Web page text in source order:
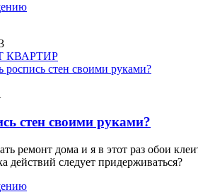
КВАРТИР
роспись стен своими руками?
стен своими руками?
ремонт дома и я в этот раз обои
действий следует придерживаться?